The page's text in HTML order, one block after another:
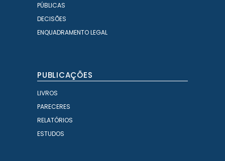
PÚBLICAS
DECISÕES
ENQUADRAMENTO LEGAL
PUBLICAÇÕES
LIVROS
PARECERES
RELATÓRIOS
ESTUDOS